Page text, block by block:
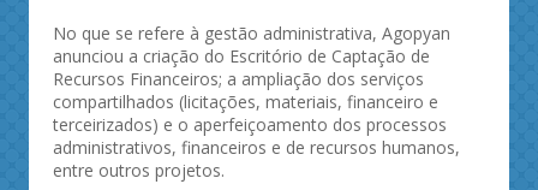
No que se refere à gestão administrativa, Agopyan
anunciou a criação do Escritório de Captação de
Recursos Financeiros; a ampliação dos serviços
compartilhados (licitações, materiais, financeiro e
terceirizados) e o aperfeiçoamento dos processos
administrativos, financeiros e de recursos humanos,
entre outros projetos.